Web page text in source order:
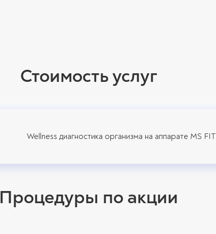
Стоимость услуг
Wellness диагностика организма на аппарате MS FIT
Процедуры по акции